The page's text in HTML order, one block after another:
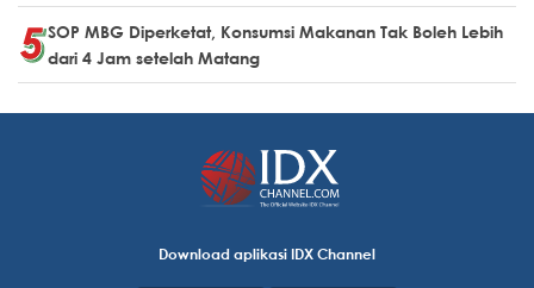
SOP MBG Diperketat, Konsumsi Makanan Tak Boleh Lebih
dari 4 Jam setelah Matang
Download aplikasi IDX Channel